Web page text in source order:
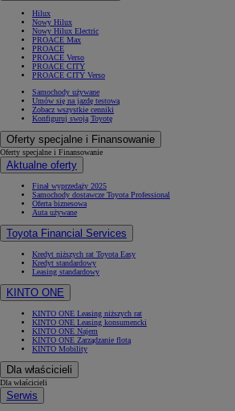
Hilux
Nowy Hilux
Nowy Hilux Electric
PROACE Max
PROACE
PROACE Verso
PROACE CITY
PROACE CITY Verso
Samochody używane
Umów się na jazdę testową
Zobacz wszystkie cenniki
Konfiguruj swoją Toyotę
Oferty specjalne i Finansowanie
Oferty specjalne i Finansowanie
Aktualne oferty
Finał wyprzedaży 2025
Samochody dostawcze Toyota Professional
Oferta biznesowa
Auta używane
Toyota Financial Services
Kredyt niższych rat Toyota Easy
Kredyt standardowy
Leasing standardowy
KINTO ONE
KINTO ONE Leasing niższych rat
KINTO ONE Leasing konsumencki
KINTO ONE Najem
KINTO ONE Zarządzanie flotą
KINTO Mobility
Dla właścicieli
Dla właścicieli
Serwis